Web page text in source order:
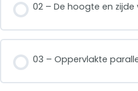
02 – De hoogte en
03 – Oppervlakte